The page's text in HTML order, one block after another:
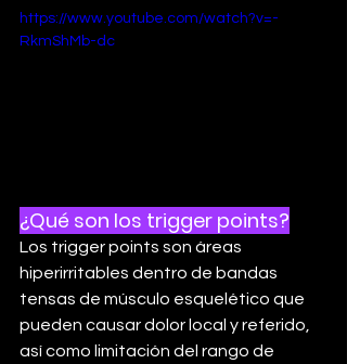
https://www.youtube.com/watch?v=-
RkmShMb-dc
¿Qué son los trigger points?
Los trigger points son áreas
hiperirritables dentro de bandas
tensas de músculo esquelético que
pueden causar dolor local y referido,
así como limitación del rango de